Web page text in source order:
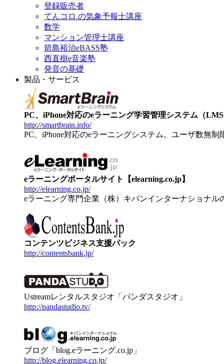
登録販売者
てんコロ.の気象予報士講座
数学
マンション管理士講座
箭島裕治eBASS塾
西直樹e音楽塾
発音の基礎
製品・サービス
PC、iPhone対応のeラーニング学習管理システム（LMS
http://smartbrain.info/
PC、iPhone対応のeラーニングシステム。ユーザ数無制
eラーニングポータルサイト【elearning.co.jp】
http://elearning.co.jp/
eラーニング専門企業（株）キバンインターナショナル
コンテンツビジネス支援パック
http://contentsbank.jp/
Ustreamレンタルスタジオ「パンダスタジオ」
http://pandastudio.tv/
ブログ「blog.eラーニング.co.jp」
http://blog.elearning.co.jp/